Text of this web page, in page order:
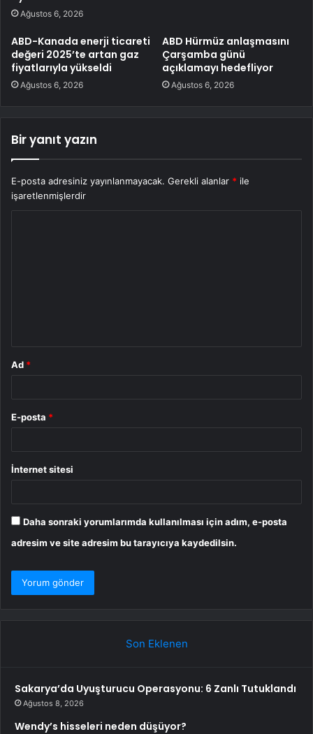
Ağustos 6, 2026
ABD-Kanada enerji ticareti
değeri 2025’te artan gaz
fiyatlarıyla yükseldi
Ağustos 6, 2026
ABD Hürmüz anlaşmasını
Çarşamba günü
açıklamayı hedefliyor
Ağustos 6, 2026
Bir yanıt yazın
E-posta adresiniz yayınlanmayacak. Gerekli alanlar * ile
işaretlenmişlerdir
Ad *
E-posta *
İnternet sitesi
Daha sonraki yorumlarımda kullanılması için adım, e-posta
adresim ve site adresim bu tarayıcıya kaydedilsin.
Son Eklenen
Sakarya’da Uyuşturucu Operasyonu: 6 Zanlı Tutuklandı
Ağustos 8, 2026
Wendy’s hisseleri neden düşüyor?